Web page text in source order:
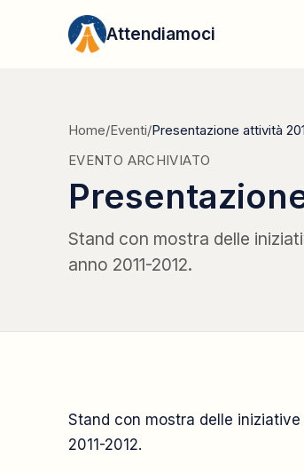
Vai al contenuto
Attendiamoci
Home/Eventi/Presentazione attività
EVENTO ARCHIVIATO
Stand con mostra delle
anno 2011-2012.
Stand con mostra delle
2011-2012.